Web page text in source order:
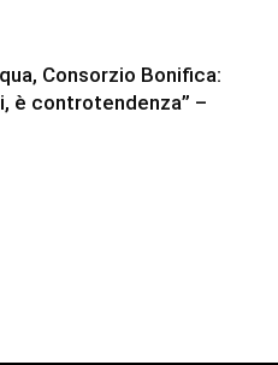
Consorzio Bonifica:
è controtendenza” –